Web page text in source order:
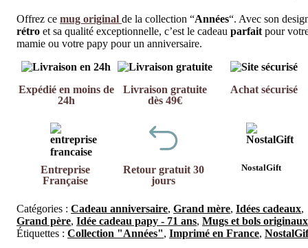
Offrez ce mug original de la collection “Années“. Avec son
rétro et sa qualité exceptionnelle, c’est le cadeau parfait pour
mamie ou votre papy pour un anniversaire.
Expédié en moins de
24h
Livraison gratuite
dès 49€
Achat sécurisé
Entreprise
Française
Retour gratuit 30
jours
NostalGift
Catégories : Cadeau anniversaire, Grand mère, Idées cadeaux,
Grand père, Idée cadeau papy - 71 ans, Mugs et bols originaux
Étiquettes : Collection "Années", Imprimé en France,